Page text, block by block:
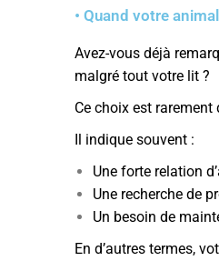
• Quand votre
Avez-vous déjà
malgré tout votre lit ?
Ce choix est rarement
Il indique souvent :
Une forte relation
Une recherche de
Un besoin de
En d’autres termes,